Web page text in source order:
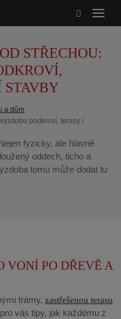
STŘECHOU:
a dům
podkroví, terasy i
fyzicky, ale hlavně
oddech, ticho a
tomu může dodat tu
VONÍ PO DŘEVĚ A
trámy,zastřešenou terasu
vás tipy, jak každému z